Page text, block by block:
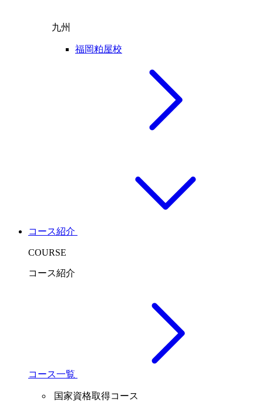
九州
福岡粕屋校
コース紹介
COURSE
コース紹介
コース一覧
国家資格取得コース